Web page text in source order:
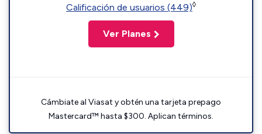
Calificación de usuarios (449)◊
Ver Planes
Cámbiate al Viasat y obtén una tarjeta prepago
Mastercard™ hasta $300. Aplican términos.